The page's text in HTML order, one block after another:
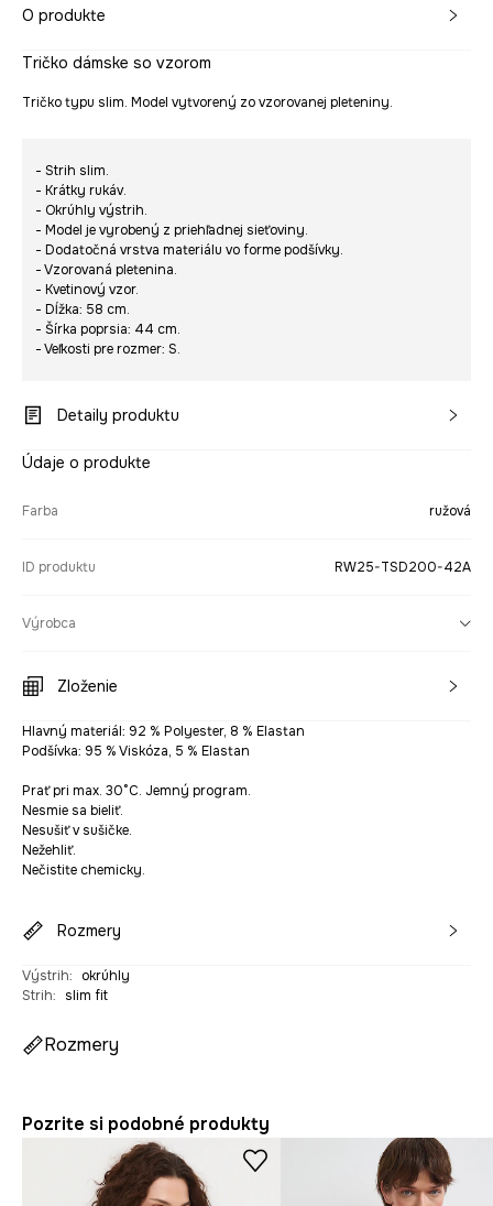
O produkte
Tričko dámske so vzorom
Tričko typu slim. Model vytvorený zo vzorovanej pleteniny.
- Strih slim.
- Krátky rukáv.
- Okrúhly výstrih.
- Model je vyrobený z priehľadnej sieťoviny.
- Dodatočná vrstva materiálu vo forme podšívky.
- Vzorovaná pletenina.
- Kvetinový vzor.
- Dĺžka: 58 cm.
- Šírka poprsia: 44 cm.
- Veľkosti pre rozmer: S.
Detaily produktu
Údaje o produkte
Farba ružová
ID produktu RW25-TSD200-42A
Výrobca
Zloženie
Hlavný materiál: 92 % Polyester, 8 % Elastan
Podšívka: 95 % Viskóza, 5 % Elastan
Prať pri max. 30°C. Jemný program.
Nesmie sa bieliť.
Nesušiť v sušičke.
Nežehliť.
Nečistite chemicky.
Rozmery
Výstrih:
okrúhly
Strih: slim fit
Rozmery
Pozrite si podobné produkty